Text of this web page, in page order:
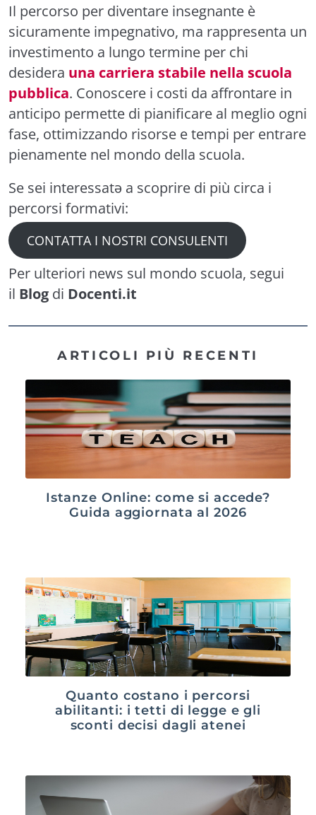
Il percorso per diventare insegnante è
sicuramente impegnativo, ma rappresenta un
investimento a lungo termine per chi
desidera una carriera stabile nella scuola
pubblica. Conoscere i costi da affrontare in
anticipo permette di pianificare al meglio ogni
fase, ottimizzando risorse e tempi per entrare
pienamente nel mondo della scuola.
Se sei interessatə a scoprire di più circa i
percorsi formativi:
CONTATTA I NOSTRI CONSULENTI
Per ulteriori news sul mondo scuola, segui
il Blog di Docenti.it
ARTICOLI PIÙ RECENTI
Istanze Online: come si accede?
Guida aggiornata al 2026
Quanto costano i percorsi
abilitanti: i tetti di legge e gli
sconti decisi dagli atenei